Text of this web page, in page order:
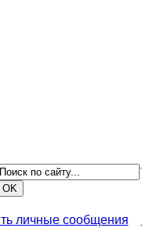
личные сообщения